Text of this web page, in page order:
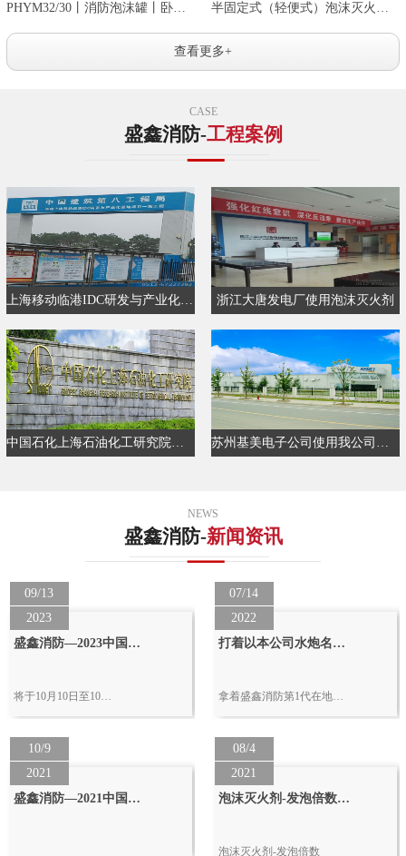
PHYM32/30丨消防泡沫罐丨卧式泡沫… 半固定式（轻便式）泡沫灭火装置…
查看更多+
CASE
盛鑫消防-工程案例
上海移动临港IDC研发与产业化基地… 浙江大唐发电厂使用泡沫灭火剂
中国石化上海石油化工研究院使用… 苏州基美电子公司使用我公司消防…
NEWS
盛鑫消防-新闻资讯
09/13
2023
盛鑫消防—2023中国…
将于10月10日至10…
07/14
2022
打着以本公司水炮名…
拿着盛鑫消防第1代在地…
10/9
2021
盛鑫消防—2021中国…
08/4
2021
泡沫灭火剂-发泡倍数…
泡沫灭火剂-发泡倍数